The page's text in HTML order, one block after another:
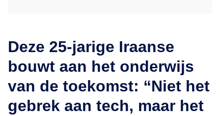
Deze 25-jarige Iraanse
bouwt aan het onderwijs
van de toekomst: “Niet het
gebrek aan tech, maar het